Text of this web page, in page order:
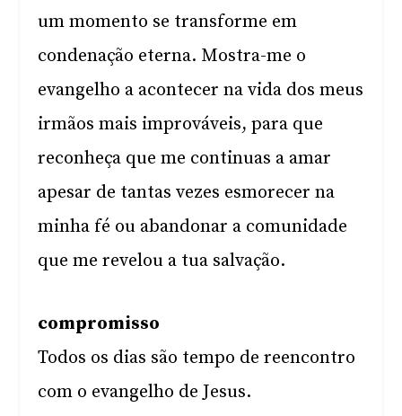
um momento se transforme em
condenação eterna. Mostra-me o
evangelho a acontecer na vida dos meus
irmãos mais improváveis, para que
reconheça que me continuas a amar
apesar de tantas vezes esmorecer na
minha fé ou abandonar a comunidade
que me revelou a tua salvação.
compromisso
Todos os dias são tempo de reencontro
com o evangelho de Jesus.